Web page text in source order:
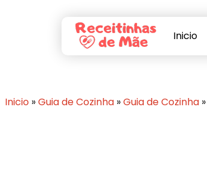
Inicio
Inicio »Guia de Cozinha »Guia de Cozinha »